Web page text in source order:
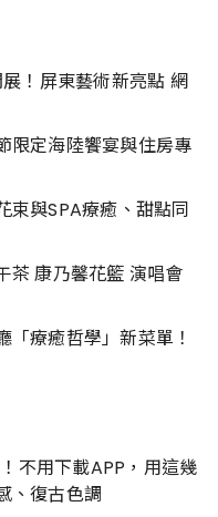
！屏東藝術新亮點 網
限定海陸饗宴與住房專
束與SPA療癒、甜點同
茶 康乃馨花籃 演唱會
療癒哲學」新菜單！
不用下載APP，用這幾
、復古色調